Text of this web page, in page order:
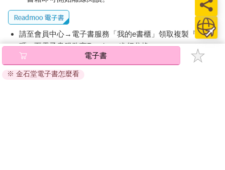
請至會員中心→電子書服務「我的e書櫃」領取複製『兌換
碼』至電子書服務商Readmoo進行兌換。
退換貨須知：
因版權保護，您在金石堂所購買的電子書僅能以金石堂專屬
電子書
※ 金石堂電子書怎麼看